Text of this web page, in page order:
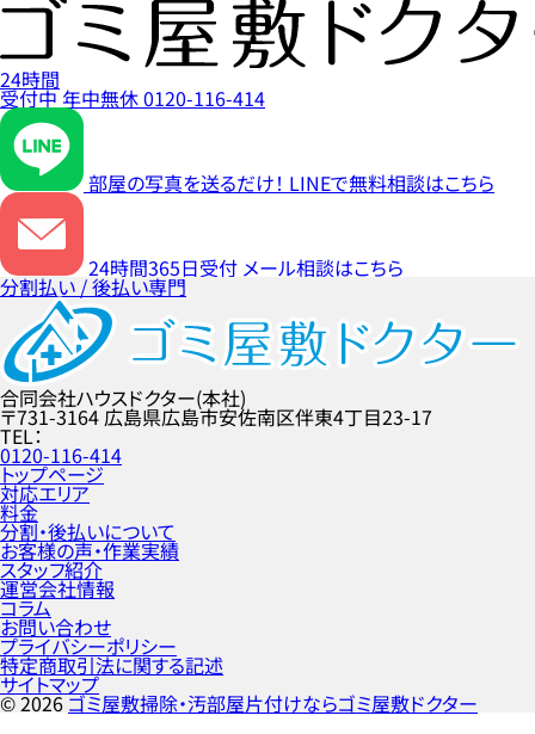
24時間
受付中年中無休0120-116-414
部屋の写真を送るだけ！ LINEで無料相談はこちら
24時間365日受付 メール相談はこちら
分割払い / 後払い専門
合同会社ハウスドクター(本社)
〒731-3164 広島県広島市安佐南区伴東4丁目23-17
TEL
0120-116-414
トップページ
対応エリア
料金
分割・後払いについて
お客様の声・作業実績
スタッフ紹介
運営会社情報
コラム
お問い合わせ
プライバシーポリシー
特定商取引法に関する記述
サイトマップ
©2026ゴミ屋敷掃除・汚部屋片付けならゴミ屋敷ドクター